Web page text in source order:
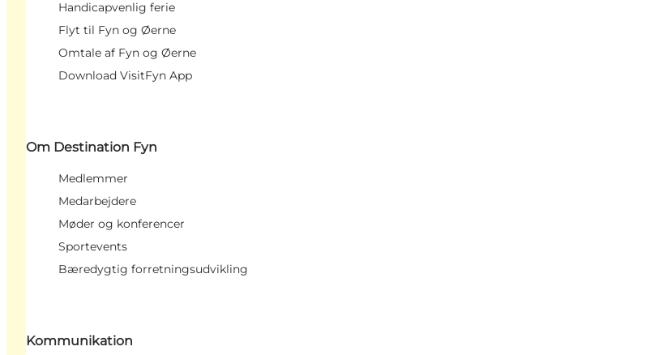
Handicapvenlig ferie
Flyt til Fyn og Øerne
Omtale af Fyn og Øerne
Download VisitFyn App
Om Destination Fyn
Medlemmer
Medarbejdere
Møder og konferencer
Sportevents
Bæredygtig forretningsudvikling
Kommunikation